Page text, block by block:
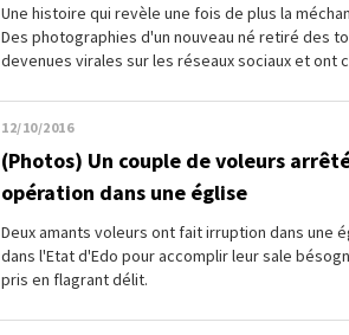
Une histoire qui revèle une fois de plus la
Des photographies d'un nouveau né retiré des
devenues virales sur les réseaux sociaux et ont
12/10/2016
(Photos) Un couple de voleurs
opération dans une église
Deux amants voleurs ont fait irruption dans une
dans l'Etat d'Edo pour accomplir leur sale
pris en flagrant délit.